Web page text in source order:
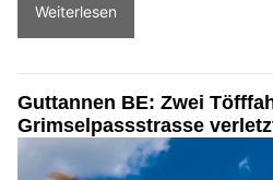
Weiterlesen
Guttannen BE: Zwei
Grimselpassstrasse